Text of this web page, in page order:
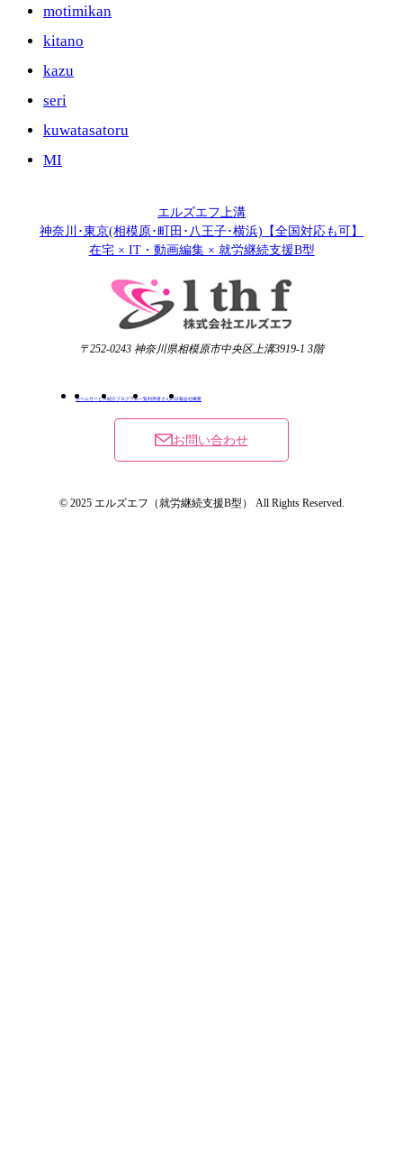
motimikan
kitano
kazu
seri
kuwatasatoru
MI
エルズエフ上溝
神奈川･東京(相模原･町田･八王子･横浜)【全国対応も可】
在宅 × IT・動画編集 × 就労継続支援B型
〒252-0243 神奈川県相模原市中央区上溝3919-1 3階
ホームサービス紹介プログラム一覧利用者さんの日報会社概要
お問い合わせ
© 2025 エルズエフ（就労継続支援B型） All Rights Reserved.